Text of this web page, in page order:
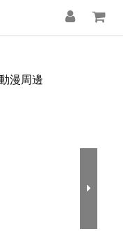
漫周邊